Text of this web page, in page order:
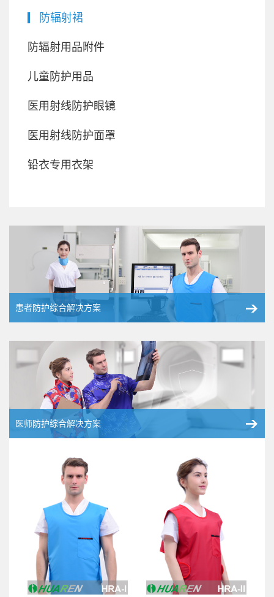
防辐射裙
防辐射用品附件
儿童防护用品
医用射线防护眼镜
医用射线防护面罩
铅衣专用衣架
患者防护综合解决方案
医师防护综合解决方案